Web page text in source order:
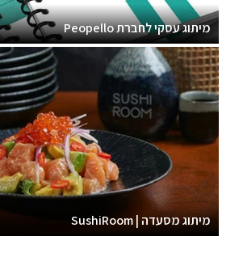
מיתוג עסקי לחברת Peopello
מיתוג מסעדה | SushiRoom